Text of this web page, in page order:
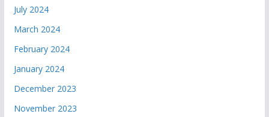
July 2024
March 2024
February 2024
January 2024
December 2023
November 2023